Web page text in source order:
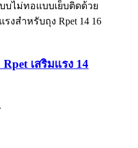
เสริมแรง 14